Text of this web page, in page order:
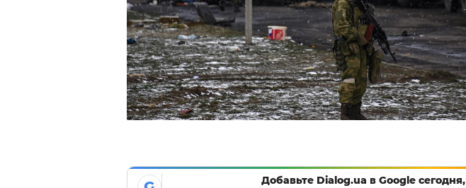
Добавьте Dialog.ua в Google сегодня,